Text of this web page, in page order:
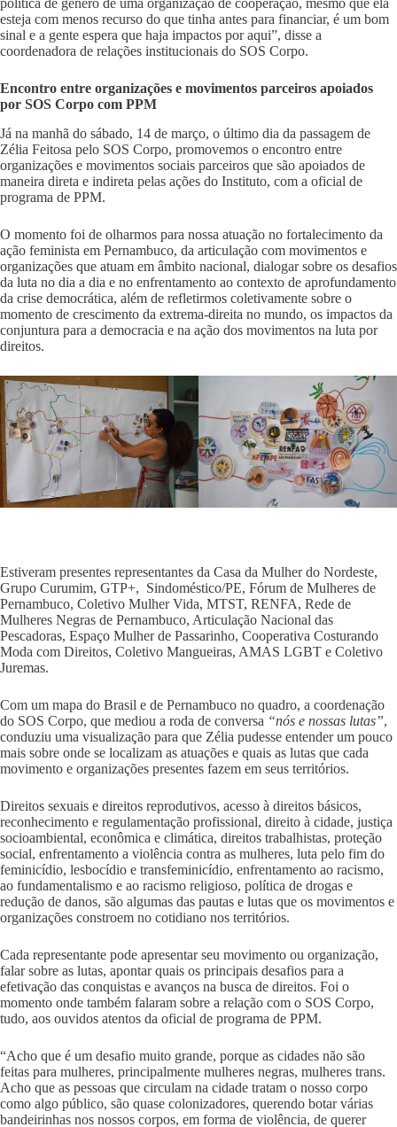
política de gênero de uma organização de cooperação, mesmo que ela
esteja com menos recurso do que tinha antes para financiar, é um bom
sinal e a gente espera que haja impactos por aqui”, disse a
coordenadora de relações institucionais do SOS Corpo.
Encontro entre organizações e movimentos parceiros apoiados
por SOS Corpo com PPM
Já na manhã do sábado, 14 de março, o último dia da passagem de
Zélia Feitosa pelo SOS Corpo, promovemos o encontro entre
organizações e movimentos sociais parceiros que são apoiados de
maneira direta e indireta pelas ações do Instituto, com a oficial de
programa de PPM.
O momento foi de olharmos para nossa atuação no fortalecimento da
ação feminista em Pernambuco, da articulação com movimentos e
organizações que atuam em âmbito nacional, dialogar sobre os desafios
da luta no dia a dia e no enfrentamento ao contexto de aprofundamento
da crise democrática, além de refletirmos coletivamente sobre o
momento de crescimento da extrema-direita no mundo, os impactos da
conjuntura para a democracia e na ação dos movimentos na luta por
direitos.
Estiveram presentes representantes da Casa da Mulher do Nordeste,
Grupo Curumim, GTP+, Sindoméstico/PE, Fórum de Mulheres de
Pernambuco, Coletivo Mulher Vida, MTST, RENFA, Rede de
Mulheres Negras de Pernambuco, Articulação Nacional das
Pescadoras, Espaço Mulher de Passarinho, Cooperativa Costurando
Moda com Direitos, Coletivo Mangueiras, AMAS LGBT e Coletivo
Juremas.
Com um mapa do Brasil e de Pernambuco no quadro, a coordenação
do SOS Corpo, que mediou a roda de conversa “nós e nossas lutas”,
conduziu uma visualização para que Zélia pudesse entender um pouco
mais sobre onde se localizam as atuações e quais as lutas que cada
movimento e organizações presentes fazem em seus territórios.
Direitos sexuais e direitos reprodutivos, acesso à direitos básicos,
reconhecimento e regulamentação profissional, direito à cidade, justiça
socioambiental, econômica e climática, direitos trabalhistas, proteção
social, enfrentamento a violência contra as mulheres, luta pelo fim do
feminicídio, lesbocídio e transfeminicídio, enfrentamento ao racismo,
ao fundamentalismo e ao racismo religioso, política de drogas e
redução de danos, são algumas das pautas e lutas que os movimentos e
organizações constroem no cotidiano nos territórios.
Cada representante pode apresentar seu movimento ou organização,
falar sobre as lutas, apontar quais os principais desafios para a
efetivação das conquistas e avanços na busca de direitos. Foi o
momento onde também falaram sobre a relação com o SOS Corpo,
tudo, aos ouvidos atentos da oficial de programa de PPM.
“Acho que é um desafio muito grande, porque as cidades não são
feitas para mulheres, principalmente mulheres negras, mulheres trans.
Acho que as pessoas que circulam na cidade tratam o nosso corpo
como algo público, são quase colonizadores, querendo botar várias
bandeirinhas nos nossos corpos, em forma de violência, de querer